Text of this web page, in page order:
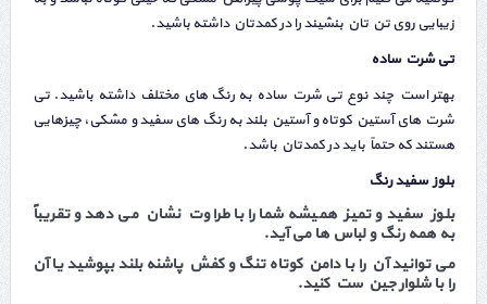
زیبایی روی تن تان بنشیند را در کمدتان داشته باشید.
تی شرت ساده
بهتر است چند نوع تی شرت ساده به رنگ های مختلف داشته باشید. تی
شرت های آستین کوتاه و آستین بلند به رنگ های سفید و مشکی، چیزهایی
هستند که حتماً باید در کمدتان باشد.
بلوز سفید رنگ
بلوز سفید و تمیز همیشه شما را با طراوت نشان می دهد و تقریباً
به همه رنگ و لباس ها می آید.
می توانید آن را با دامن کوتاه تنگ و کفش پاشنه بلند بپوشید یا آن
را با شلوار جین ست کنید.